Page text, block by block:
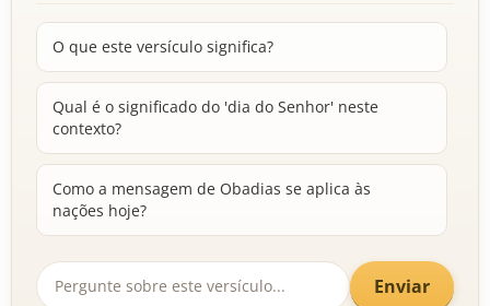
O que este versículo significa?
Qual é o significado do 'dia do Senhor' neste
contexto?
Como a mensagem de Obadias se aplica às
nações hoje?
Enviar